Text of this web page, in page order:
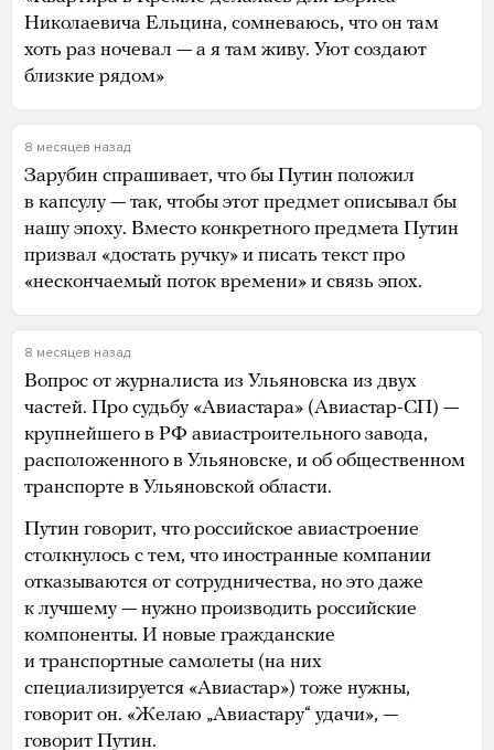
Николаевича Ельцина, сомневаюсь, что он там
хоть раз ночевал — а я там живу. Уют создают
близкие рядом»
8 месяцев назад
Зарубин спрашивает, что бы Путин положил
в капсулу — так, чтобы этот предмет описывал бы
нашу эпоху. Вместо конкретного предмета Путин
призвал «достать ручку» и писать текст про
«нескончаемый поток времени» и связь эпох.
8 месяцев назад
Вопрос от журналиста из Ульяновска из двух
частей. Про судьбу «Авиастара» (Авиастар-СП) —
крупнейшего в РФ авиастроительного завода,
расположенного в Ульяновске, и об общественном
транспорте в Ульяновской области.
Путин говорит, что российское авиастроение
столкнулось с тем, что иностранные компании
отказываются от сотрудничества, но это даже
к лучшему — нужно производить российские
компоненты. И новые гражданские
и транспортные самолеты (на них
специализируется «Авиастар») тоже нужны,
говорит он. «Желаю „Авиастару“ удачи», —
говорит Путин.